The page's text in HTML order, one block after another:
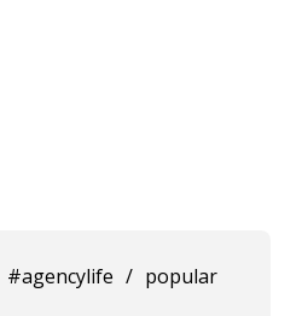
#agencylife / popular